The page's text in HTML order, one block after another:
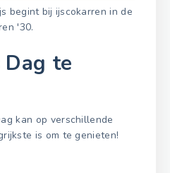
begint bij ijscokarren in de
'30.
te
kan op verschillende
is om te genieten!